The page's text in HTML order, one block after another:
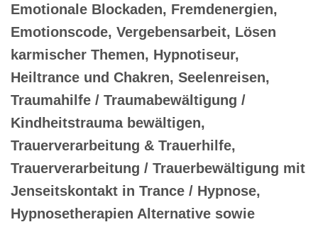
Emotionale Blockaden, Fremdenergien,
Emotionscode, Vergebensarbeit, Lösen
karmischer Themen, Hypnotiseur,
Heiltrance und Chakren, Seelenreisen,
Traumahilfe / Traumabewältigung /
Kindheitstrauma bewältigen,
Trauerverarbeitung & Trauerhilfe,
Trauerverarbeitung / Trauerbewältigung mit
Jenseitskontakt in Trance / Hypnose,
Hypnosetherapien Alternative sowie